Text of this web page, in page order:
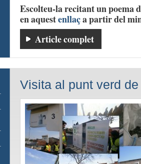
Escolteu-la recitant un poema
en aquestenllaça partir del
Article complet
Visita al punt verd